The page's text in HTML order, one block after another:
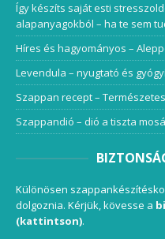
Így készíts saját esti
alapanyagokból – ha te sem
Híres és hagyományos –
Levendula – nyugtató és
Szappan recept –
Szappandió – dió a tiszta
Különösen
dolgoznia. Kérjük, kövesse a
(kattintson).